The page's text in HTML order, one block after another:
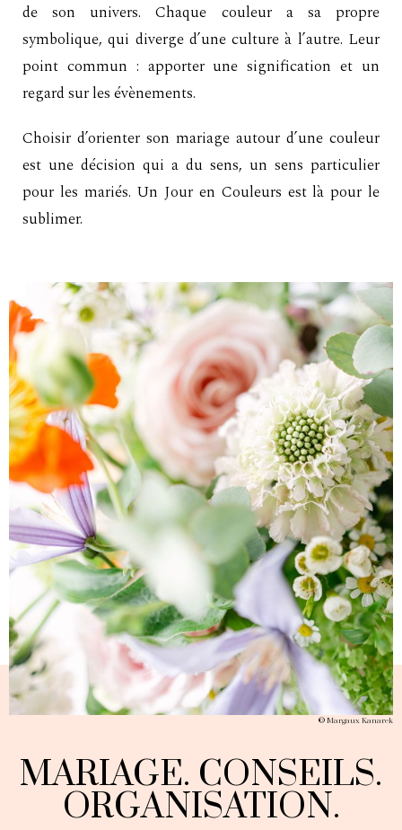
de son univers. Chaque couleur a sa propre
symbolique, qui diverge d’une culture à l’autre. Leur
point commun : apporter une signification et un
regard sur les évènements.
Choisir d’orienter son mariage autour d’une couleur
est une décision qui a du sens, un sens particulier
pour les mariés. Un Jour en Couleurs est là pour le
sublimer.
©Margaux Kanarek
MARIAGE. CONSEILS.
ORGANISATION.